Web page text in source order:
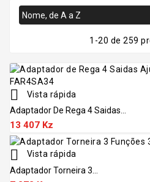
Nome, de A a Z
1-20 de 259

Vista rápida
Adaptador De Rega 4 Saidas...
13 407 Kz

Vista rápida
Adaptador Torneira 3...